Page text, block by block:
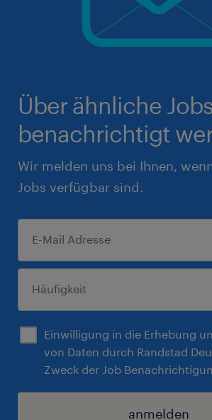
Über ähnliche Jobs
benachrichtigt
Wir melden uns bei Ihnen,
Jobs verfügbar sind.
Einwilligung in die Erhebung
von Daten durch Randstad
Zweck der Job
anmelden